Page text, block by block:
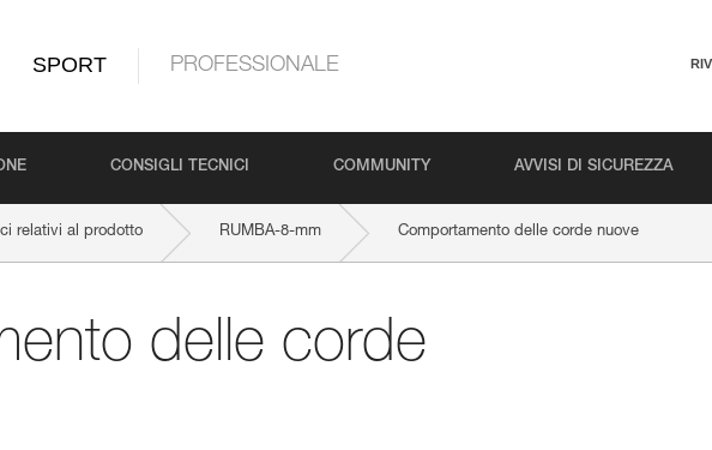
SPORT PROFESSIONALE
CONSIGLI TECNICI COMMUNITY AVVISI DI SICUREZZA
relativi al prodotto RUMBA-8-mm Comportamento delle corde nuove
delle corde